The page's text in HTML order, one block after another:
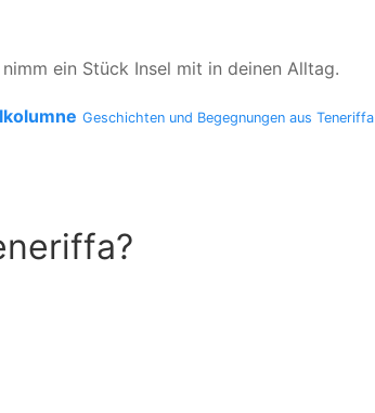
ein Stück Insel mit in deinen Alltag.
Geschichten und Begegnungen aus Teneriffa